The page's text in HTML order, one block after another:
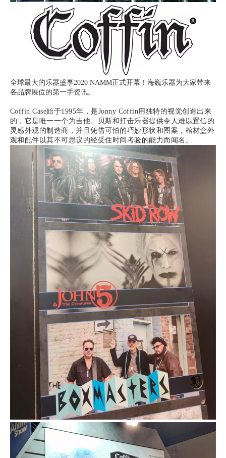
全球最大的乐器盛事2020 NAMM正式开幕！ 海巍乐器为大家带来
各品牌展位的第一手资讯。
Coffin Case始于1995年，是Jonny Coffin 用独特的视觉创造出来
的，它是唯一一个为吉他、贝斯和打击乐器提供令人难以置信的
灵感外观的制造商，并且凭借可怕的巧妙形状和图案，棺材盒外
观和配件以其不可思议的经受住时间考验的能力而闻名。